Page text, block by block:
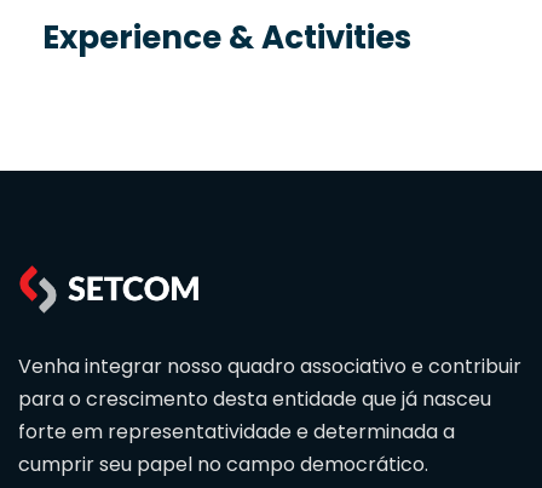
Experience & Activities
Venha integrar nosso quadro associativo e contribuir
para o crescimento desta entidade que já nasceu
forte em representatividade e determinada a
cumprir seu papel no campo democrático.